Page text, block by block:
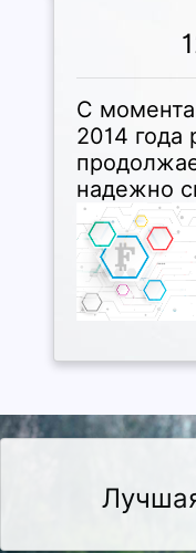
С
2014 года
надежно